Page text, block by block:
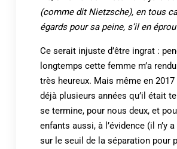
(comme dit Nietzsche), en tous
égards pour sa peine, s’il en
Ce serait injuste d’être ingrat :
longtemps cette femme m’a
très heureux. Mais même en
déjà plusieurs années qu’il était
se termine, pour nous deux, et
enfants aussi, à l’évidence (il n’y
sur le seuil de la séparation pour